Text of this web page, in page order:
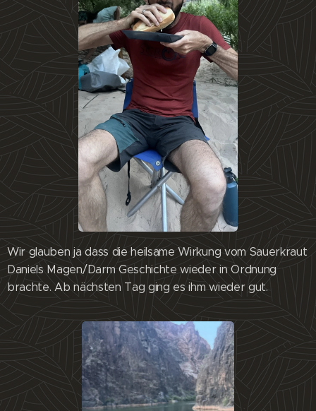
Wir glauben ja dass die heilsame Wirkung vom Sauerkraut
Daniels Magen/Darm Geschichte wieder in Ordnung
brachte. Ab nächsten Tag ging es ihm wieder gut.